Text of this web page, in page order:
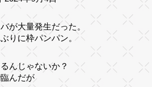
が大量発生だった。
りに枠パンパン。
んじゃないか？
んだが